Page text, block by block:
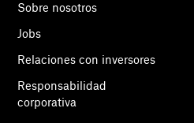
Sobre nosotros
Jobs
Relaciones con inversores
Responsabilidad
corporativa